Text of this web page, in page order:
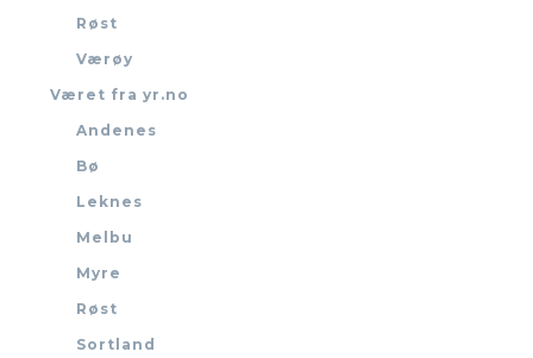
Røst
Værøy
Været fra yr.no
Andenes
Bø
Leknes
Melbu
Myre
Røst
Sortland